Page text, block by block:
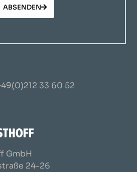
ABSENDEN
33 60 52
GmbH
24-26